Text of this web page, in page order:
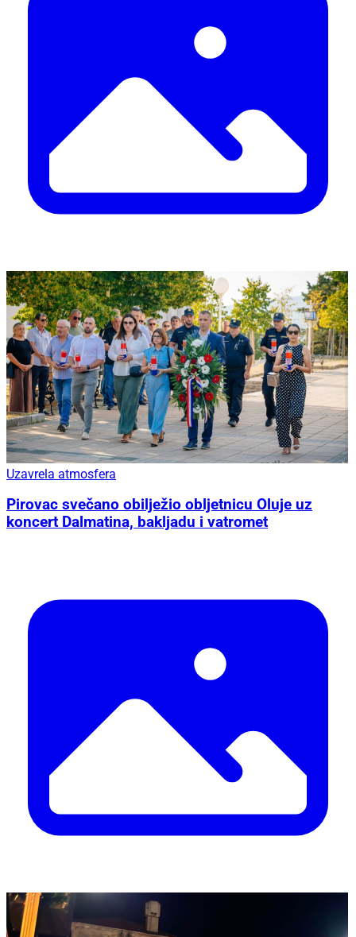
Uzavrela atmosfera
Pirovac svečano obilježio obljetnicu Oluje uz
koncert Dalmatina, bakljadu i vatromet